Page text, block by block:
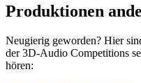
Produktionen
Neugierig geworden? Hier
der 3D-Audio Competitions
hören: